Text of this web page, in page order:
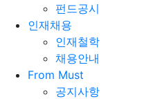
펀드공시
인재채용
인재철학
채용안내
From Must
공지사항